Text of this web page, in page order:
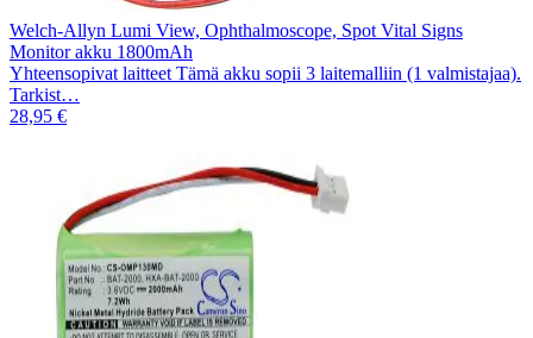
Welch-Allyn Lumi View, Ophthalmoscope, Spot Vital Signs
Monitor akku 1800mAh
Yhteensopivat laitteet Tämä akku sopii 3 laitemalliin (1 valmistajaa).
Tarkist…
28,95 €